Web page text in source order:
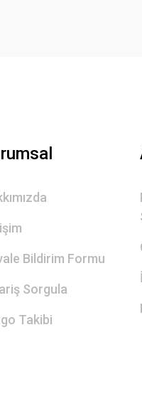
Bildirim Formu
Sorgula
Takibi